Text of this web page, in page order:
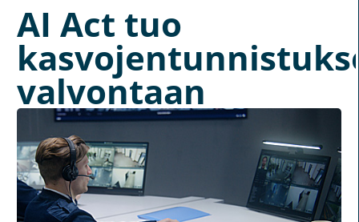
AI Act tuo
valvontaan